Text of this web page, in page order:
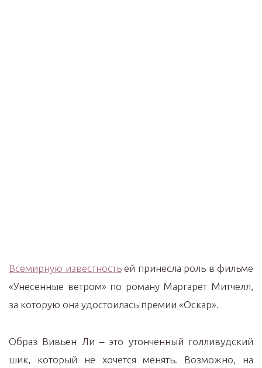
Всемирную известностьей принесла роль в фильме
«Унесенные ветром» по роману Маргарет Митчелл,
за которую она удостоилась премии «Оскар».
Образ Вивьен Ли – это утонченный голливудский
шик, который не хочется менять. Возможно, на